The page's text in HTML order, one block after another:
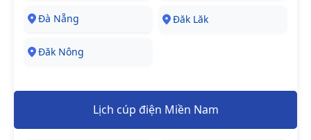
Đà Nẵng Đăk Lăk
Đăk Nông
Lịch cúp điện Miền Nam